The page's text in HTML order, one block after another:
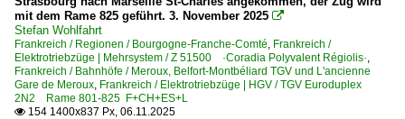
mit dem Rame 825 geführt. 3. November 2025 
Stefan Wohlfahrt
Frankreich / Regionen / Bourgogne-Franche-Comté, Frankreich /
Elektrotriebzüge | Mehrsystem / Z 51500 ·Coradia Polyvalent Régiolis·,
Frankreich / Bahnhöfe / Meroux, Belfort-Montbéliard TGV und L'ancienne
Gare de Meroux, Frankreich / Elektrotriebzüge | HGV / TGV Euroduplex
2N2 Rame 801-825 F+CH+ES+L
 154 1400x837 Px, 06.11.2025